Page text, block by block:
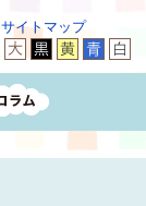
サイトマップ